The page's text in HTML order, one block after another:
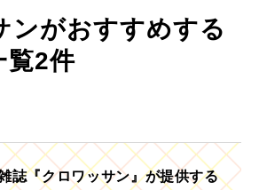
ンがおすすめする
覧2件
誌『クロワッサン』が提供する